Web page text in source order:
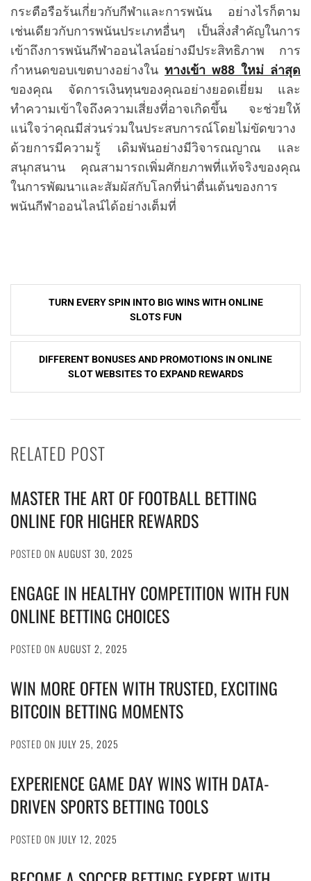
กระตือรือร้นเกี่ยวกับกีฬาและการพนัน อย่างไรก็ตาม
เช่นเดียวกับการพนันประเภทอื่นๆ เป็นสิ่งสำคัญในการ
เข้าถึงการพนันกีฬาออนไลน์อย่างมีประสิทธิภาพ การ
กำหนดขอบเขตบางอย่างใน ทางเข้า w88 ใหม่ ล่าสุด
ของคุณ จัดการเงินทุนของคุณอย่างยอดเยี่ยม และ
ทำความเข้าใจถึงความเสี่ยงที่อาจเกิดขึ้น จะช่วยให้
แน่ใจว่าคุณมีส่วนร่วมในประสบการณ์โดยไม่ขัดขวาง
ด้วยการมีความรู้ เดิมพันอย่างมีวิจารณญาณ และ
สนุกสนาน คุณสามารถเพิ่มศักยภาพที่แท้จริงของคุณ
ในการพัฒนาและสัมผัสกับโลกที่น่าตื่นเต้นของการ
พนันกีฬาออนไลน์ได้อย่างเต็มที่
Post TURN EVERY SPIN INTO BIG WINS WITH ONLINE
SLOTS FUN
DIFFERENT BONUSES AND PROMOTIONS IN ONLINE
SLOT WEBSITES TO EXPAND REWARDS
RELATED POST
MASTER THE ART OF FOOTBALL BETTING
ONLINE FOR HIGHER REWARDS
POSTED ON AUGUST 30, 2025
ENGAGE IN HEALTHY COMPETITION WITH FUN
ONLINE BETTING CHOICES
POSTED ON AUGUST 2, 2025
WIN MORE OFTEN WITH TRUSTED, EXCITING
BITCOIN BETTING MOMENTS
POSTED ON JULY 25, 2025
EXPERIENCE GAME DAY WINS WITH DATA-
DRIVEN SPORTS BETTING TOOLS
POSTED ON JULY 12, 2025